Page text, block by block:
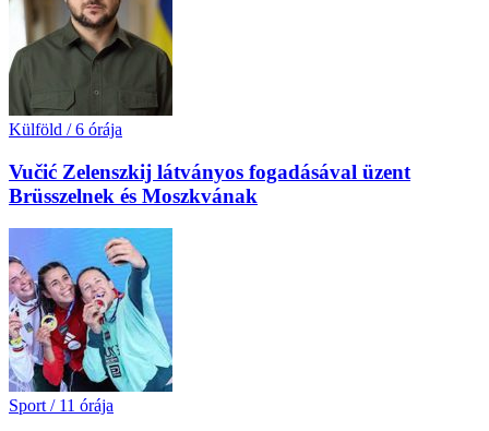
Külföld / 6 órája
Vučić Zelenszkij látványos fogadásával üzent
Brüsszelnek és Moszkvának
Sport / 11 órája